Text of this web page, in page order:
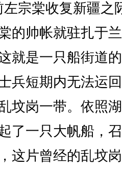
宗棠收复新疆之
的帅帐就驻扎于
就是一只船街道
兵短期内无法运
坟岗一带。依照
了一只大帆船，
这片曾经的乱坟